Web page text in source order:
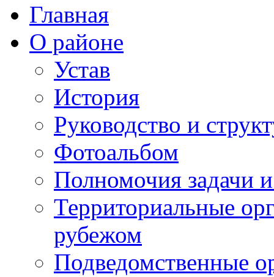
Главная
О районе
Устав
История
Руководство и
Фотоальбом
Полномочия задачи
Территориальные
рубежом
Подведомственные